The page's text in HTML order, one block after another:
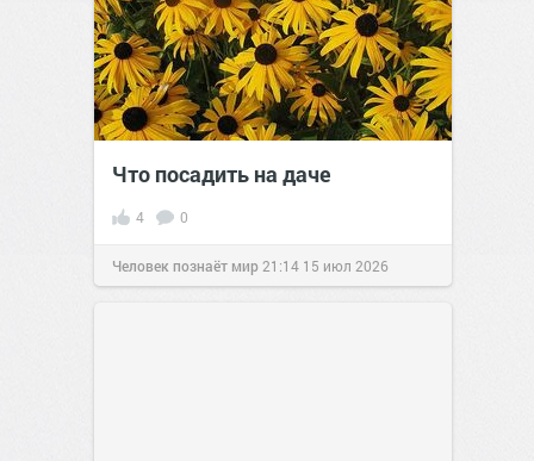
Что посадить на даче
4 0
Человек познаёт мир 21:14 15 июл 2026